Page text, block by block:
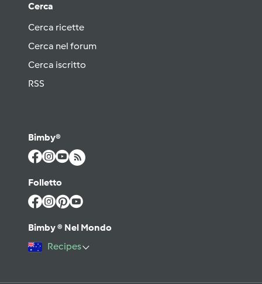
Cerca
Cerca ricette
Cerca nel forum
Cerca iscritto
RSS
Bimby®
Folletto
Bimby ® Nel Mondo
Recipes